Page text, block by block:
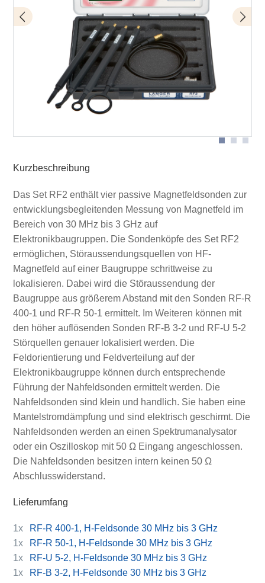
Anwendung RF-R 50
Messanordnung Nahfeldsonden
Kurzbeschreibung
Das Set RF2 enthält vier passive Magnetfeldsonden zur
entwicklungsbegleitenden Messung von Magnetfeld im
Bereich von 30 MHz bis 3 GHz auf
Elektronikbaugruppen. Die Sondenköpfe des Set RF2
ermöglichen, Störaussendungsquellen von HF-
Magnetfeld auf einer Baugruppe schrittweise zu
lokalisieren. Dabei wird die Störaussendung der
Baugruppe aus größerem Abstand mit den Sonden RF-R
400-1 und RF-R 50-1 ermittelt. Im Weiteren können mit
den höher auflösenden Sonden RF-B 3-2 und RF-U 5-2
Störquellen genauer lokalisiert werden. Die
Feldorientierung und Feldverteilung auf der
Elektronikbaugruppe können durch entsprechende
Führung der Nahfeldsonden ermittelt werden. Die
Nahfeldsonden sind klein und handlich. Sie haben eine
Mantelstromdämpfung und sind elektrisch geschirmt. Die
Nahfeldsonden werden an einen Spektrumanalysator
oder ein Oszilloskop mit 50 Ω Eingang angeschlossen.
Die Nahfeldsonden besitzen intern keinen 50 Ω
Abschlusswiderstand.
Lieferumfang
1x
RF-R 400-1, H-Feldsonde 30 MHz bis 3 GHz
1x
RF-R 50-1, H-Feldsonde 30 MHz bis 3 GHz
1x
RF-U 5-2, H-Feldsonde 30 MHz bis 3 GHz
1x
RF-B 3-2, H-Feldsonde 30 MHz bis 3 GHz